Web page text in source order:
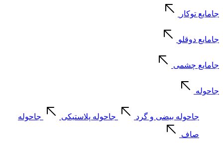
جامایع توکار
جامایع دوقلو
جامایع چشمی
جاحوله
جاحوله بیضی و گرد جاحوله پلاستیکی جاحوله
صاف